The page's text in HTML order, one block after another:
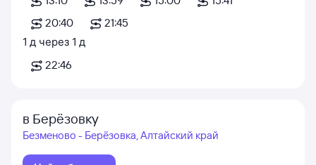
20:40
21:45
1 д через 1 д
22:46
в Берёзовку
Безменово - Берёзовка, Алтайский край